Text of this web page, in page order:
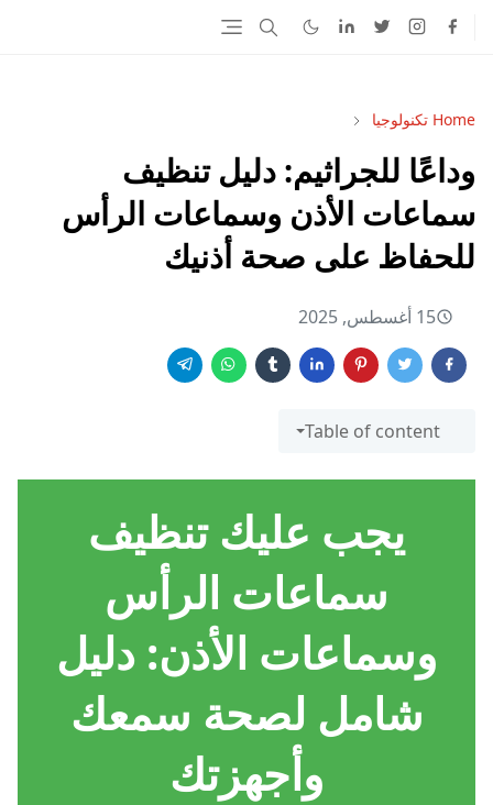
Home تكنولوجيا
وداعًا للجراثيم: دليل تنظيف
سماعات الأذن وسماعات الرأس
للحفاظ على صحة أذنيك
15 أغسطس, 2025
Table of content
يجب عليك تنظيف
سماعات الرأس
وسماعات الأذن: دليل
شامل لصحة سمعك
وأجهزتك